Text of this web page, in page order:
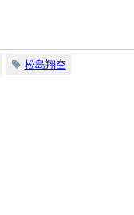
松島翔空